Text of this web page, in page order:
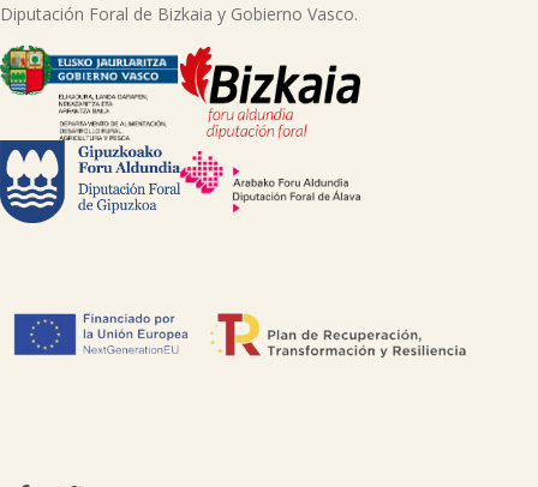
Diputación Foral de Bizkaia y Gobierno Vasco.